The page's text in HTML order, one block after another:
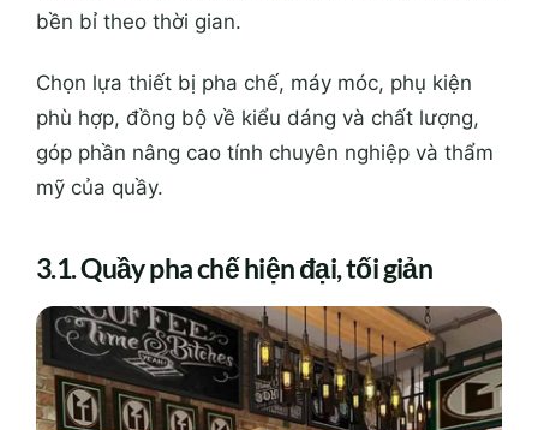
bền bỉ theo thời gian.
Chọn lựa thiết bị pha chế, máy móc, phụ kiện
phù hợp, đồng bộ về kiểu dáng và chất lượng,
góp phần nâng cao tính chuyên nghiệp và thẩm
mỹ của quầy.
3.1. Quầy pha chế hiện đại, tối giản